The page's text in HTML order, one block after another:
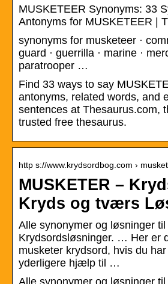
MUSKETEER Synonyms: 33
Antonyms for MUSKETEER |
synonyms for musketeer ·
guard · guerrilla · marine ·
paratrooper …
Find 33 ways to say
antonyms, related words, and
sentences at Thesaurus.com,
trusted free thesaurus.
http s://www.krydsordbog.com ›
MUSKETER –
Kryds og tværs
Alle synonymer og løsninger
Krydsordsløsninger. … Her er
musketer krydsord, hvis du
yderligere hjælp til …
Alle synonymer og løsninger